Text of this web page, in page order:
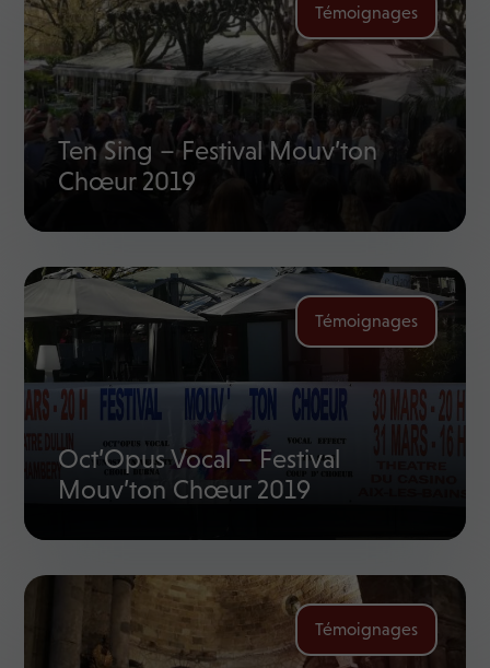
Témoignages
Ten Sing – Festival Mouv’ton
Chœur 2019
Témoignages
Oct’Opus Vocal – Festival
Mouv’ton Chœur 2019
Témoignages